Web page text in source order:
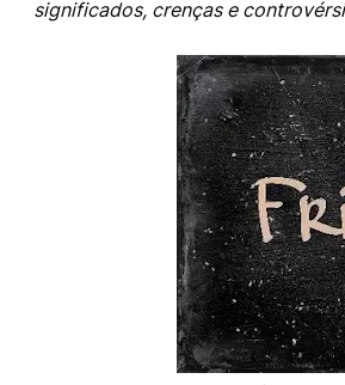
significados, crenças e